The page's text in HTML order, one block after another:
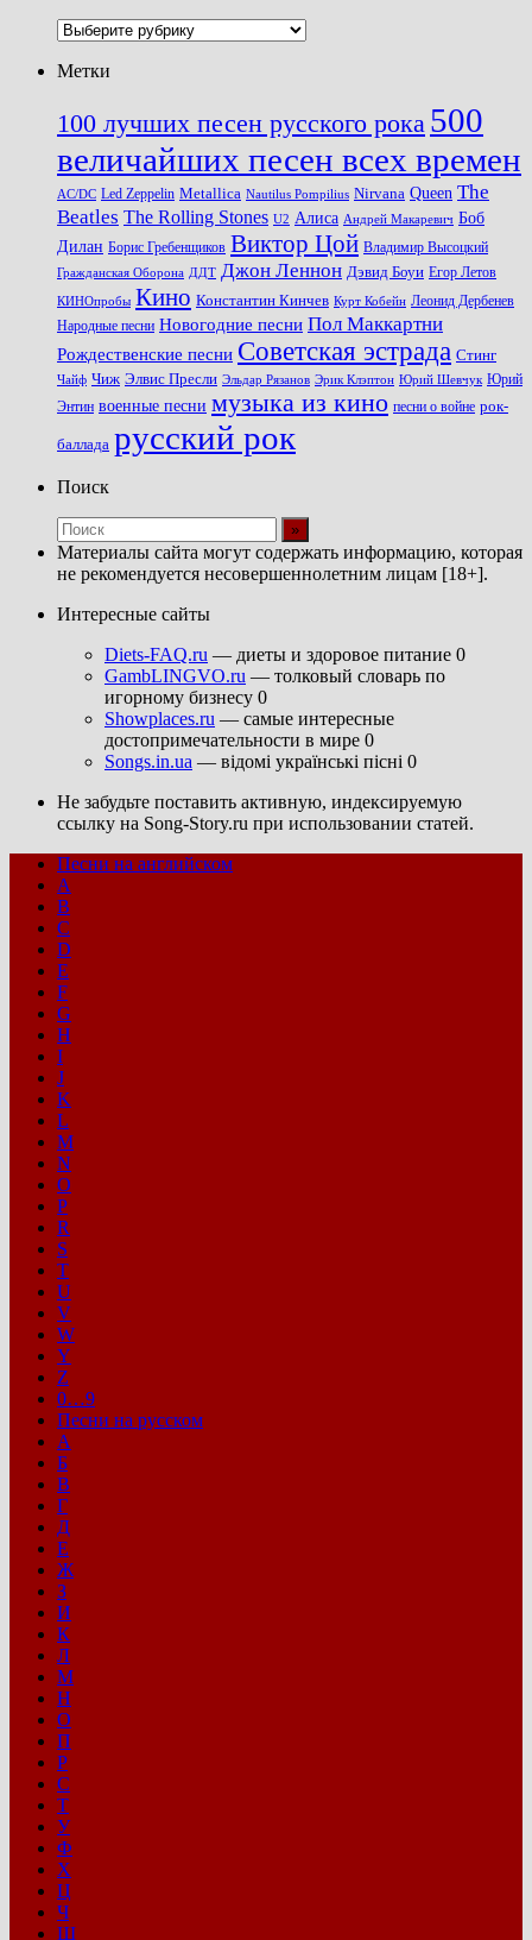
Рубрики
Метки
100 лучших песен русского рока 500
величайших песен всех времен
AC/DC Led Zeppelin Metallica Nautilus Pompilius Nirvana Queen The
Beatles The Rolling Stones U2 Алиса Андрей Макаревич Боб
Дилан Борис Гребенщиков Виктор Цой Владимир Высоцкий
Гражданская Оборона ДДТ Джон Леннон Дэвид Боуи Егор Летов
КИНОпробы Кино Константин Кинчев Курт Кобейн Леонид Дербенев
Народные песни Новогодние песни Пол Маккартни
Рождественские песни Советская эстрада Стинг
Чайф Чиж Элвис Пресли Эльдар Рязанов Эрик Клэптон Юрий Шевчук Юрий
Энтин военные песни музыка из кино песни о войне рок-
баллада русский рок
Поиск
Материалы сайта могут содержать информацию, которая
не рекомендуется несовершеннолетним лицам [18+].
Интересные сайты
Diets-FAQ.ru — диеты и здоровое питание 0
GambLINGVO.ru — толковый словарь по
игорному бизнесу 0
Showplaces.ru — самые интересные
достопримечательности в мире 0
Songs.in.ua — відомі українські пісні 0
Не забудьте поставить активную, индексируемую
ссылку на Song-Story.ru при использовании статей.
Песни на английском
A
B
C
D
E
F
G
H
I
J
K
L
M
N
O
P
R
S
T
U
V
W
Y
Z
0…9
Песни на русском
А
Б
В
Г
Д
Е
Ж
З
И
К
Л
М
Н
О
П
Р
С
Т
У
Ф
Х
Ц
Ч
Ш